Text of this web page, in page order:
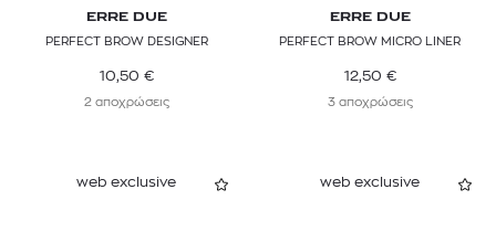
ERRE DUE
PERFECT BROW DESIGNER
10,50 €
2 αποχρώσεις
ERRE DUE
PERFECT BROW MICRO LINER
12,50 €
3 αποχρώσεις
web exclusive web exclusive